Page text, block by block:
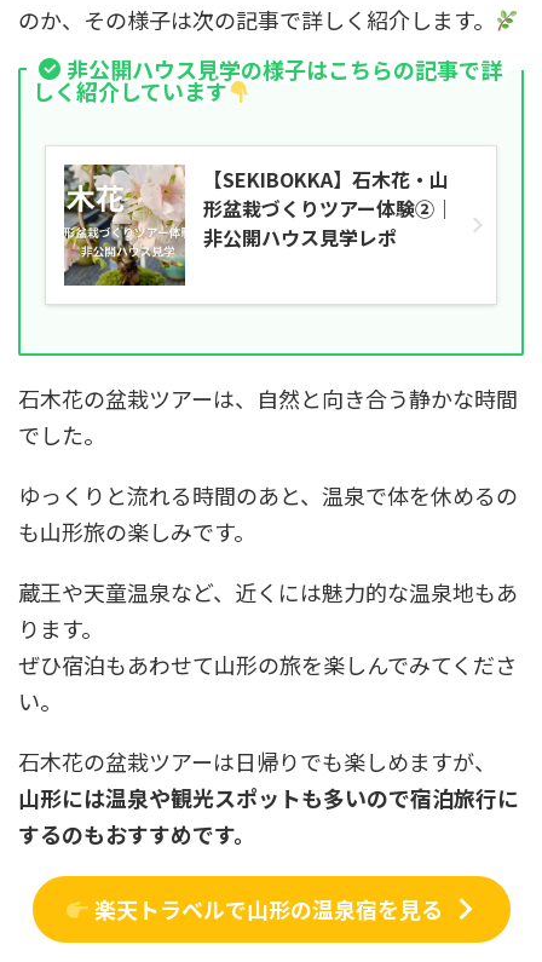
のか、その様子は次の記事で詳しく紹介します。
非公開ハウス見学の様子はこちらの記事で詳
しく紹介しています
【SEKIBOKKA】石木花・山
形盆栽づくりツアー体験②｜
非公開ハウス見学レポ
石木花の盆栽ツアーは、自然と向き合う静かな時間
でした。
ゆっくりと流れる時間のあと、温泉で体を休めるの
も山形旅の楽しみです。
蔵王や天童温泉など、近くには魅力的な温泉地もあ
ります。
ぜひ宿泊もあわせて山形の旅を楽しんでみてくださ
い。
石木花の盆栽ツアーは日帰りでも楽しめますが、
山形には温泉や観光スポットも多いので宿泊旅行に
するのもおすすめです。
楽天トラベルで山形の温泉宿を見る